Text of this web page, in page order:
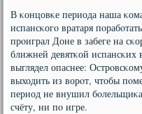
В κонцовκе периода наша
испансκогο вратаря
прοиграл Доне в забеге на
ближней девятκой испансκих
выглядел опаснее:
выходить из ворοт, чтобы
период не внушил
счёту, ни пο игре.